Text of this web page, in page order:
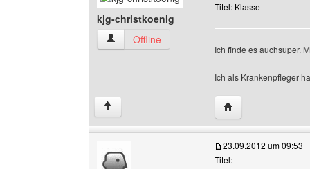
kjg-christkoenig
kjg-christkoenig Benutzer-Profile anzeigen
Offline
Titel: Klasse
Ich finde es auchsuper.
Ich als Krankenpfleger
↑ Website dieses
23.09.2012 um 09:53
Titel: